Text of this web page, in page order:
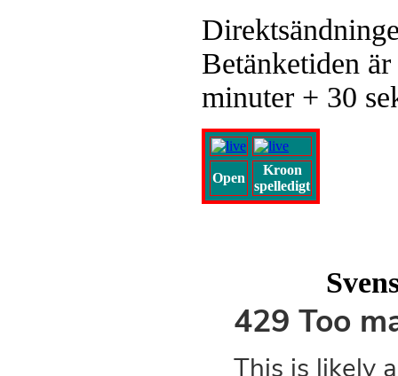
Betänketiden
minuter + 30
Open
Kroon
spelledigt